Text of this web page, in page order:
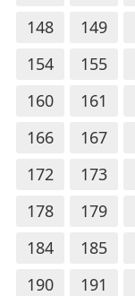
148
149
154
155
160
161
166
167
172
173
178
179
184
185
190
191